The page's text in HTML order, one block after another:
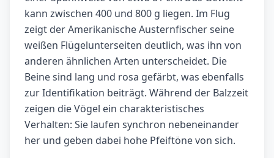
kann zwischen 400 und 800 g liegen. Im Flug
zeigt der Amerikanische Austernfischer seine
weißen Flügelunterseiten deutlich, was ihn von
anderen ähnlichen Arten unterscheidet. Die
Beine sind lang und rosa gefärbt, was ebenfalls
zur Identifikation beiträgt. Während der Balzzeit
zeigen die Vögel ein charakteristisches
Verhalten: Sie laufen synchron nebeneinander
her und geben dabei hohe Pfeiftöne von sich.